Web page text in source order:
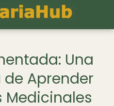
Una
de Aprender
Medicinales